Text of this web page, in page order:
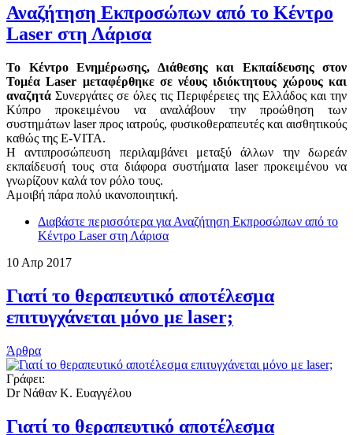
Αναζήτηση Εκπροσώπων από το Κέντρο
Laser στη Λάρισα
Το Κέντρο Ενημέρωσης, Διάθεσης και Εκπαίδευσης στον
Τομέα Laser μεταφέρθηκε σε νέους ιδιόκτητους χώρους και
αναζητά Συνεργάτες σε όλες τις Περιφέρειες της Ελλάδος και την
Κύπρο προκειμένου να αναλάβουν την προώθηση των
συστημάτων laser προς ιατρούς, φυσικοθεραπευτές και αισθητικούς
καθώς της E-VITA.
Η αντιπροσώπευση περιλαμβάνει μεταξύ άλλων την δωρεάν
εκπαίδευσή τους στα διάφορα συστήματα laser προκειμένου να
γνωρίζουν καλά τον ρόλο τους.
Αμοιβή πάρα πολύ ικανοποιητική.
Διαβάστε περισσότερα για Αναζήτηση Εκπροσώπων από το
Κέντρο Laser στη Λάρισα
10 Απρ 2017
Γιατί το θεραπευτικό αποτέλεσμα
επιτυγχάνεται μόνο με laser;
Άρθρα
Γράφει:
Dr Νάθαν Κ. Ευαγγέλου
Γιατί το θεραπευτικό αποτέλεσμα